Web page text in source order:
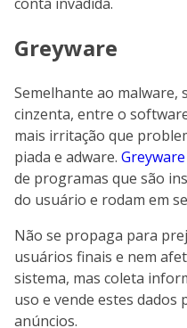
Greyware
Semelhante ao malware,
cinzenta, entre o
mais irritação que
piada e adware. Greyware
de programas que são
do usuário e rodam em
Não se propaga para
usuários finais e nem
sistema, mas coleta
uso e vende estes dados
anúncios.